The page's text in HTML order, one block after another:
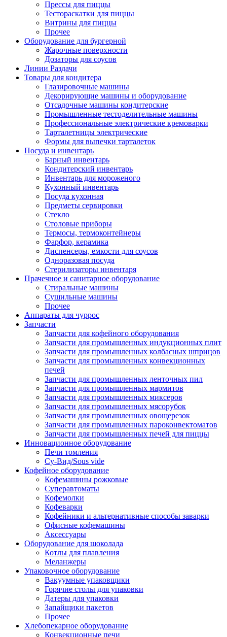
Прессы для пиццы
Тестораскатки для пиццы
Витрины для пиццы
Прочее
Оборудование для бургерной
Жарочные поверхности
Дозаторы для соусов
Линии Раздачи
Товары для кондитера
Глазировочные машины
Декорирующие машины и оборудование
Отсадочные машины кондитерские
Промышленные тестоделительные машины
Профессиональные электрические кремоварки
Тарталетницы электрические
Формы для выпечки тарталеток
Посуда и инвентарь
Барный инвентарь
Кондитерский инвентарь
Инвентарь для мороженого
Кухонный инвентарь
Посуда кухонная
Предметы сервировки
Стекло
Столовые приборы
Термосы, термоконтейнеры
Фарфор, керамика
Диспенсеры, емкости для соусов
Одноразовая посуда
Стерилизаторы инвентаря
Прачечное и санитарное оборудование
Стиральные машины
Сушильные машины
Прочее
Аппараты для чуррос
Запчасти
Запчасти для кофейного оборудования
Запчасти для промышленных индукционных плит
Запчасти для промышленных колбасных шприцов
Запчасти для промышленных конвекционных
печей
Запчасти для промышленных ленточных пил
Запчасти для промышленных мармитов
Запчасти для промышленных миксеров
Запчасти для промышленных мясорубок
Запчасти для промышленных овощерезок
Запчасти для промышленных пароконвектоматов
Запчасти для промышленных печей для пиццы
Инновационное оборудование
Печи томления
Су-Вид/Sous vide
Кофейное оборудование
Кофемашины рожковые
Суперавтоматы
Кофемолки
Кофеварки
Кофейники и альтернативные способы заварки
Офисные кофемашины
Аксессуары
Оборудование для шоколада
Котлы для плавления
Меланжеры
Упаковочное оборудование
Вакуумные упаковщики
Горячие столы для упаковки
Датеры для упаковки
Запайщики пакетов
Прочее
Хлебопекарное оборудование
Конвекционные печи